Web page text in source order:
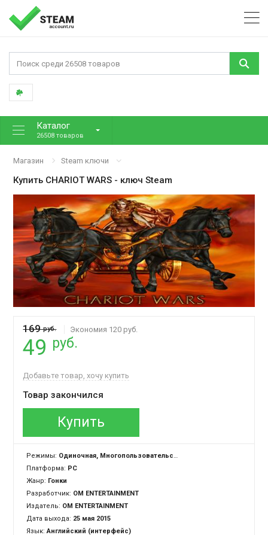
Каталог
26508 товаров
Магазин Steam ключи
Купить CHARIOT WARS - ключ Steam
169руб. Экономия 120 руб.
49 руб.
Добавьте товар, хочу купить
Товар закончился
Купить
Режимы: Одиночная, Многопользовательская
Платформа: PC
Жанр: Гонки
Разработчик: OM ENTERTAINMENT
Издатель: OM ENTERTAINMENT
Дата выхода: 25 мая 2015
Язык:Английский (интерфейс)